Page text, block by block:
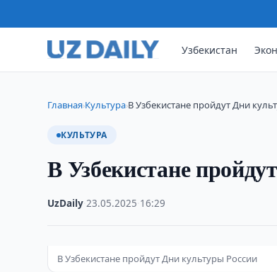
Узбекистан
Главная›Культура›В Узбекистане пройдут Дни
КУЛЬТУРА
В Узбекистане
UzDaily ·23.05.2025 16:29
В Узбекистане пройдут Дни культуры России